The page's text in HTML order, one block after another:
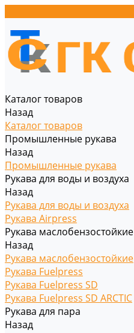
Каталог товаров
Назад
Каталог товаров
Промышленные рукава
Назад
Промышленные рукава
Рукава для воды и воздуха
Назад
Рукава для воды и воздуха
Рукава Airpress
Рукава маслобензостойкие
Назад
Рукава маслобензостойкие
Рукава Fuelpress
Рукава Fuelpress SD
Рукава Fuelpress SD ARCTIC
Рукава для пара
Назад